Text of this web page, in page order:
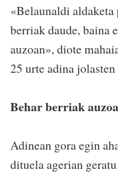
«Belaunaldi
berriak daude, baina
auzoan», diote
25 urte adina
Behar berriak
Adinean gora egin
dituela agerian